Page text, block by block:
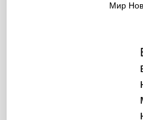
Мир